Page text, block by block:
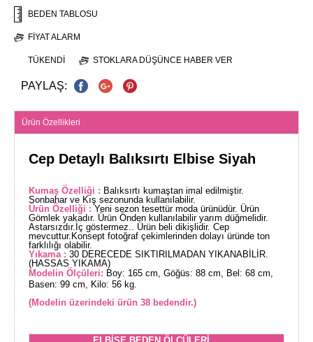
BEDEN TABLOSU
FIYAT ALARM
TÜKENDI STOKLARA DÜŞÜNCE HABER VER
PAYLAŞ:
Ürün Özellikleri
Cep Detaylı Balıksırtı Elbise Siyah
Kumaş Özelliği : Balıksırtı kumaştan imal edilmiştir.
Sonbahar ve Kış sezonunda kullanılabilir.
Ürün Özelliği : Yeni sezon tesettür moda ürünüdür. Ürün
Gömlek yakadır. Ürün Önden kullanılabilir yarım düğmelidir.
Astarsızdır.İç göstermez.. Ürün beli dikişlidir. Cep
mevcuttur.Konsept fotoğraf çekimlerinden dolayı üründe ton
farklılığı olabilir.
Yıkama : 30 DERECEDE SIKTIRILMADAN YIKANABİLİR.
(HASSAS YIKAMA)
Modelin Ölçüleri: Boy: 165 cm, Göğüs: 88 cm, Bel: 68 cm,
Basen: 99 cm, Kilo: 56 kg.
(Modelin üzerindeki ürün 38 bedendir.)